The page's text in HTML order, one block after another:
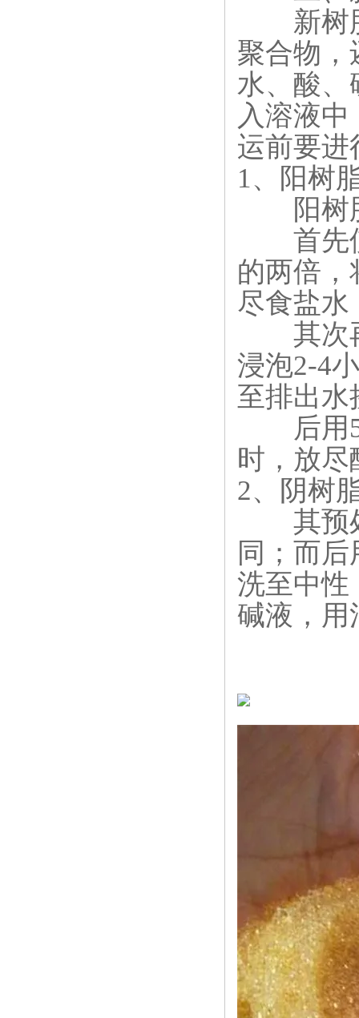
新树脂
聚合物，
水、酸、
入溶液
运前要进
1、阳树
阳树脂
首先使
的两倍，
尽食盐水
其次再
浸泡2-4
至排出水
后用
时，放
2、阴树
其预处
同；而
洗至中性
碱液，用